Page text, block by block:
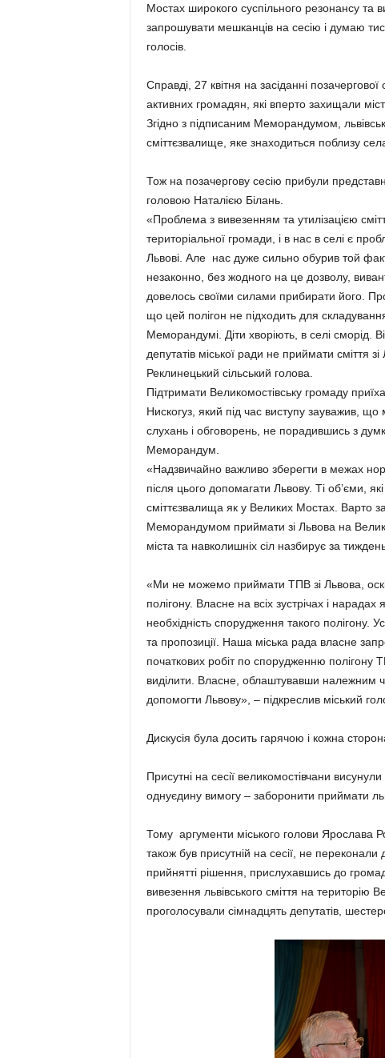
Мостах широкого суспільного резонансу та
запрошувати мешканців на сесію і думаю
голосів.
Справді, 27 квітня на засіданні
активних громадян, які вперто захищали місто
Згідно з підписаним Меморандумом,
сміттєзвалище, яке знаходиться поблизу
Тож на позачергову сесію прибули
головою Наталією Білань.
«Проблема з вивезенням та утилізацією
територіальної громади, і в нас в селі є
Львові. Але нас дуже сильно обурив той
незаконно, без жодного на це дозволу,
довелось своїми силами прибирати його.
що цей полігон не підходить для
Меморандумі. Діти хворіють, в селі сморід.
депутатів міської ради не приймати сміття
Реклинецький сільський голова.
Підтримати Великомостівську громаду
Нискогуз, який під час виступу зауважив,
слухань і обговорень, не порадившись з
Меморандум.
«Надзвичайно важливо зберегти в межах
після цього допомагати Львову. Ті об’єми,
сміттєзвалища як у Великих Мостах. Варто
Меморандумом приймати зі Львова на
міста та навколишніх сіл назбирує за
«Ми не можемо приймати ТПВ зі Львова,
полігону. Власне на всіх зустрічах і
необхідність спорудження такого
та пропозиції. Наша міська рада власне
початкових робіт по спорудженню
виділити. Власне, облаштувавши належним
допомогти Львову», – підкреслив міський
Дискусія була досить гарячою і кожна
Присутні на сесії великомостівчани
однуєдину вимогу – заборонити приймати
Тому аргументи міського голови Ярослава
також був присутній на сесії, не
прийнятті рішення, прислухавшись до
вивезення львівського сміття на територію
проголосували сімнадцять депутатів,